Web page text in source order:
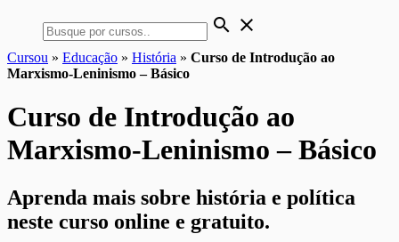
search close
Cursou » Educação » História » Curso de Introdução ao
Marxismo-Leninismo – Básico
Curso de Introdução ao
Marxismo-Leninismo – Básico
Aprenda mais sobre história e política
neste curso online e gratuito.